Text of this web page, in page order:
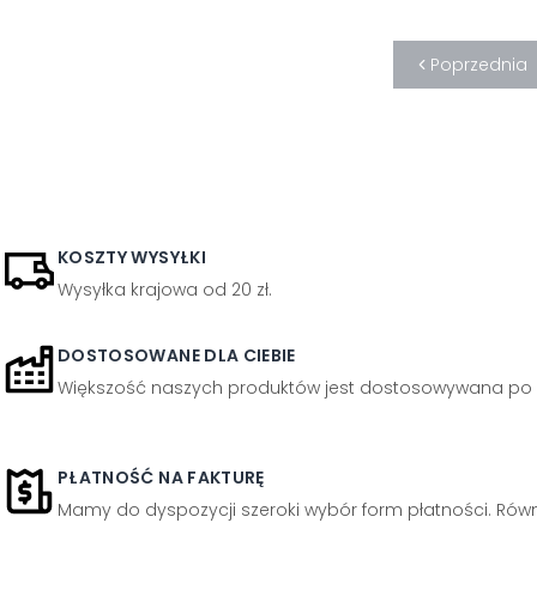
Historyczny
Metalowy wygląd
Poprzednia
KOSZTY WYSYŁKI
Wysyłka krajowa od 20 zł.
DOSTOSOWANE DLA CIEBIE
Większość naszych produktów jest dostosowywana
PŁATNOŚĆ NA FAKTURĘ
Mamy do dyspozycji szeroki wybór form płatności.